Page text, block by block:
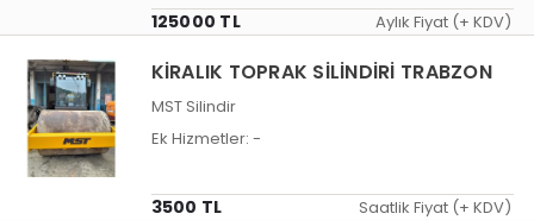
125000 TL Aylık Fiyat (+ KDV)
KİRALIK TOPRAK SİLİNDİRİ TRABZON
MST Silindir
Ek Hizmetler: -
3500 TL Saatlik Fiyat (+ KDV)